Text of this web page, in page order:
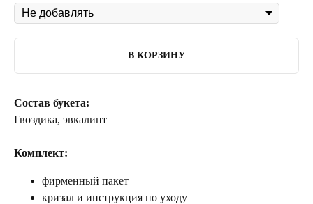
В КОРЗИНУ
Состав букета:
Гвоздика, эвкалипт
Комплект:
фирменный пакет
кризал и инструкция по уходу